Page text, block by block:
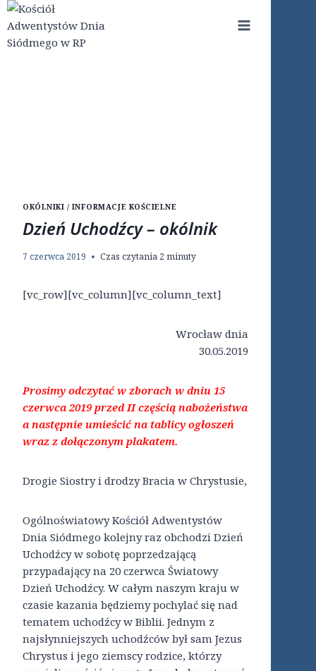
Przejdź
do
treści
OKÓLNIKI / INFORMACJE KOŚCIELNE
Dzień Uchodźcy – okólnik
7 czerwca 2019 Czas czytania 2 minuty
[vc_row][vc_column][vc_column_text]
Wrocław dnia
30.05.2019
Prosimy odczytać w zborach w dniu 15
czerwca 2019 przed II częścią nabożeństwa
a następnie umieścić na tablicy ogłoszeń
wraz z dołączonym plakatem.
Drogie Siostry i drodzy Bracia w Chrystusie,
Ogólnoświatowy Kościół Adwentystów
Dnia Siódmego kolejny raz obchodzi Dzień
Uchodźcy w sobotę poprzedzającą
przypadający na 20 czerwca Światowy
Dzień Uchodźcy. W całym naszym kraju w
czasie kazania będziemy pochylać się nad
tematem uchodźcy w Biblii. Jednym z
najsłynniejszych uchodźców był sam Jezus
Chrystus i jego ziemscy rodzice, którzy